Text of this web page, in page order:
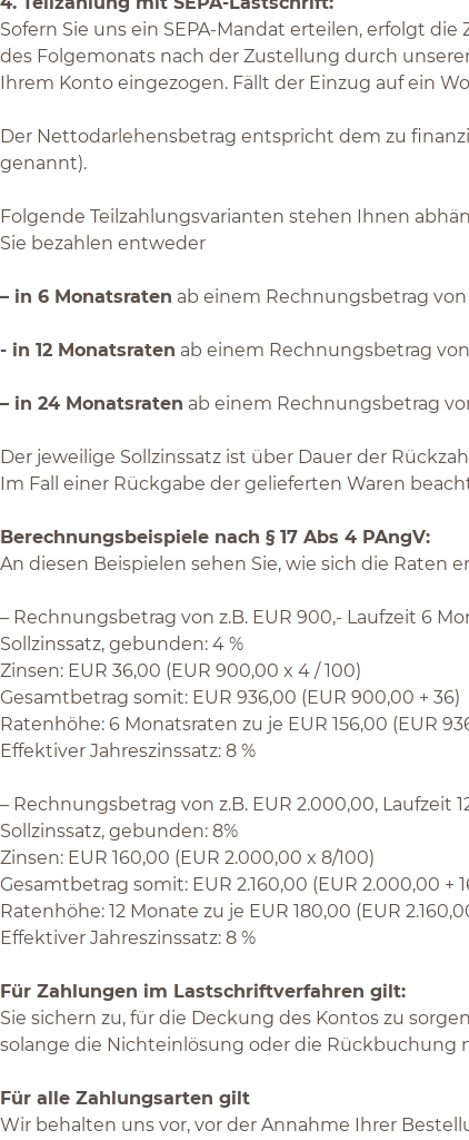
Sofern Sie uns ein SEPA-Mandat erteilen, erfolgt
des Folgemonats nach der Zustellung durch
Ihrem Konto eingezogen. Fällt der Einzug auf ein
Der Nettodarlehensbetrag entspricht dem zu
genannt).
Folgende Teilzahlungsvarianten stehen Ihnen
Sie bezahlen entweder
– in 6 Monatsraten ab einem Rechnungsbetrag von
- in 12 Monatsraten ab einem Rechnungsbetrag
– in 24 Monatsraten ab einem Rechnungsbetrag
Der jeweilige Sollzinssatz ist über Dauer der
Im Fall einer Rückgabe der gelieferten Waren
Berechnungsbeispiele nach § 17 Abs 4 PAngV:
An diesen Beispielen sehen Sie, wie sich die Raten
– Rechnungsbetrag von z.B. EUR 900,- Laufzeit 6
Sollzinssatz, gebunden: 4 %
Zinsen: EUR 36,00 (EUR 900,00 x 4 / 100)
Gesamtbetrag somit: EUR 936,00 (EUR 900,00 + 36)
Ratenhöhe: 6 Monatsraten zu je EUR 156,00 (EUR
Effektiver Jahreszinssatz: 8 %
– Rechnungsbetrag von z.B. EUR 2.000,00, Laufzeit
Sollzinssatz, gebunden: 8%
Zinsen: EUR 160,00 (EUR 2.000,00 x 8/100)
Gesamtbetrag somit: EUR 2.160,00 (EUR 2.000,00 +
Ratenhöhe: 12 Monate zu je EUR 180,00 (EUR
Effektiver Jahreszinssatz: 8 %
Für Zahlungen im Lastschriftverfahren gilt:
Sie sichern zu, für die Deckung des Kontos zu
solange die Nichteinlösung oder die Rückbuchung
Für alle Zahlungsarten gilt
Wir behalten uns vor, vor der Annahme Ihrer